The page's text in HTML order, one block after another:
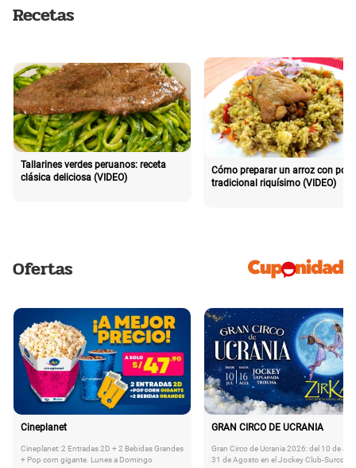
Recetas
Tallarines verdes peruanos: receta
clásica deliciosa (VIDEO)
Cómo preparar un arroz con pollo
tradicional riquísimo (VIDEO)
Ofertas
Cineplanet
Cineplanet: 2 Entradas 2D + 2 Bebidas Grandes
+ Pop corn gigante. Lunes a Domingo
GRAN CIRCO DE UCRANIA
Gran Circo de Ucrania 2026: del 10 de
31 de Agosto en el Jockey Club-Surco